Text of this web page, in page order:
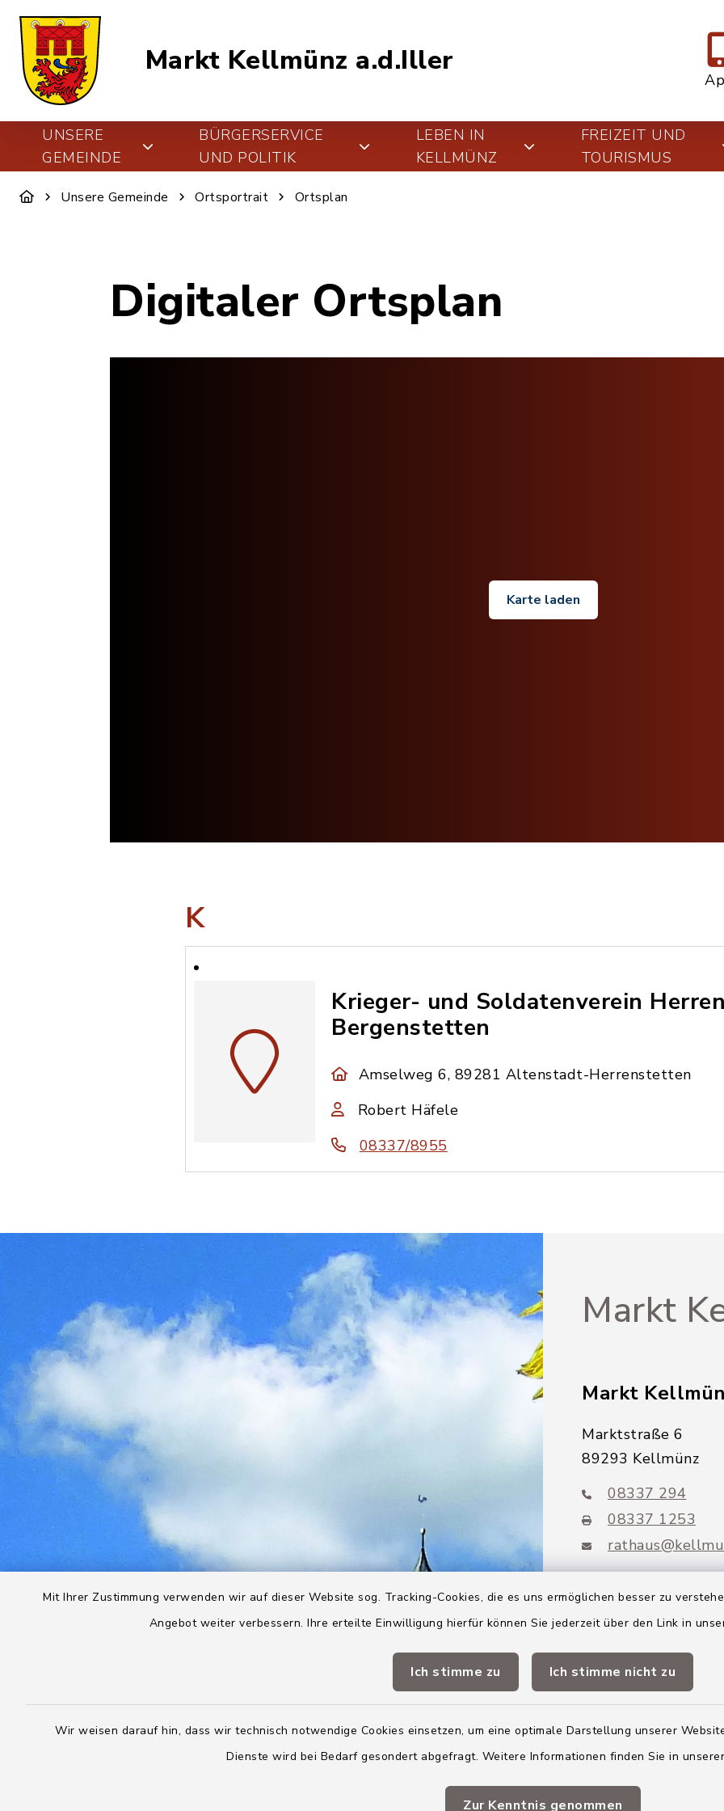
Mit Ihrer Zustimmung verwenden wir auf dieser Website sog. Tracking-Cookies, die es uns ermöglichen besser zu
Angebot weiter verbessern. Ihre erteilte Einwilligung hierfür können Sie jederzeit über den Link in
Ich stimme zu Ich stimme nicht zu
Wir weisen darauf hin, dass wir technisch notwendige Cookies einsetzen, um eine optimale Darstellung unserer
Dienste wird bei Bedarf gesondert abgefragt. Weitere Informationen finden Sie in
Zur Kenntnis genommen
Markt Kellmünz a.d.Iller
UNSERE
GEMEINDE
BÜRGERSERVICE
UND POLITIK
LEBEN IN
KELLMÜNZ
FREIZEIT UND
TOURISMUS
Unsere Gemeinde Ortsportrait Ortsplan
Digitaler Ortsplan
Karte laden
K
Krieger- und Soldatenverein
Bergenstetten
Amselweg 6, 89281 Altenstadt-Herrenstetten
Robert Häfele
08337/8955
Markt
Markt
Marktstraße 6
89293 Kellmünz
08337 294
08337 1253
Altenstadt
Markt Altenstadt
Markt Kellmünz
VG Altenstadt